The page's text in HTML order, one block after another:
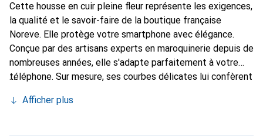
Cette housse en cuir pleine fleur représente les exigences,
la qualité et le savoir-faire de la boutique française
Noreve. Elle protège votre smartphone avec élégance.
Conçue par des artisans experts en maroquinerie depuis de
nombreuses années, elle s'adapte parfaitement à votre
téléphone. Sur mesure, ses courbes délicates lui confèrent
et indispensable pour votre smartphone. Reconnaître
marque Noreve est un choix sûr pour une clientèle
Afficher plus